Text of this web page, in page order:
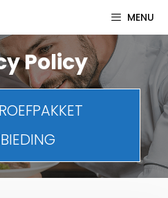
MENU
Policy